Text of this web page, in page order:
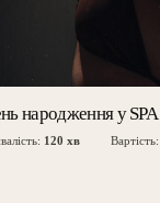
народження у SPA
120 хв Вартість: